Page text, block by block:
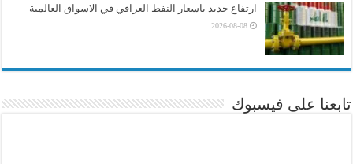
ارتفاع جديد باسعار النفط العراقي في الاسواق العالمية
2026-08-08
تابعنا على فيسبوك